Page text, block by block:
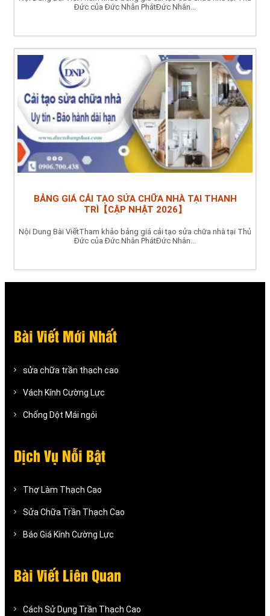
Đức của Đức Nhân PhátĐức Nhân...
BẢNG GIÁ CẢI TẠO SỬA CHỮA NHÀ TẠI THANH
TRÌ【CẬP NHẬT 2026】
Nội Dung Bài ViếtTham khảo bảng giá cải tạo sửa chữa nhà tại Thủ
Đức của Đức Nhân PhátĐức Nhân...
Bài Viết Mới Nhất
sửa chữa trần thạch cao
Vách Kính Cường Lực
Chống Dột Mái ngói
Dịch Vụ Nỗi Bật
Thợ Làm Thạch Cao
Sửa Chữa Trần Thạch Cao
Báo Giá Kính Cường Lực
Bài Viết Liên Quan
Cách Sử Dụng Trần Thạch Cao